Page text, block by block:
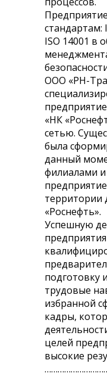
стандартам:
ISO 14001 в
ООО «РН-
«НК
сетью.
была
данный
филиалами
территории
«Роснефть».
Успешную
подготовку
трудовые
избранной
кадры,
целей
высокие